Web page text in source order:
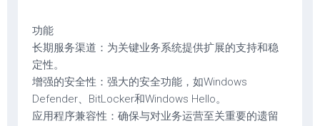
功能
长期服务渠道：为关键业务系统提供扩展的支持和稳
定性。
增强的安全性：强大的安全功能，如Windows
Defender、BitLocker和Windows Hello。
应用程序兼容性：确保与对业务运营至关重要的遗留